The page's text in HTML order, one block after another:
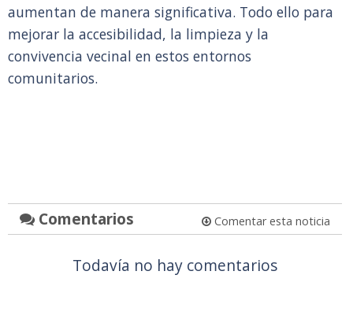
aumentan de manera significativa. Todo ello para
mejorar la accesibilidad, la limpieza y la
convivencia vecinal en estos entornos
comunitarios.
Comentarios Comentar esta noticia
Todavía no hay comentarios